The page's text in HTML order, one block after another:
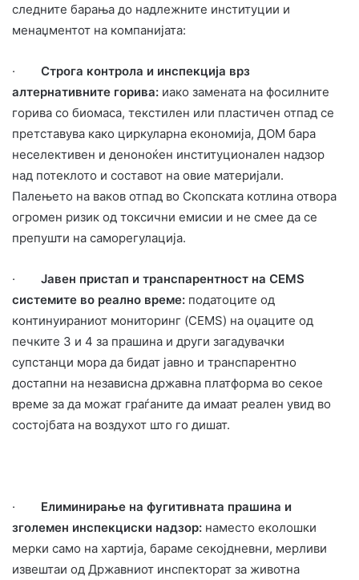
следните барања до надлежните институции и
менаџментот на компанијата:
· Строга контрола и инспекција врз
алтернативните горива: иако замената на фосилните
горива со биомаса, текстилен или пластичен отпад се
претставува како циркуларна економија, ДОМ бара
неселективен и деноноќен институционален надзор
над потеклото и составот на овие материјали.
Палењето на ваков отпад во Скопската котлина отвора
огромен ризик од токсични емисии и не смее да се
препушти на саморегулација.
· Јавен пристап и транспарентност на CEMS
системите во реално време: податоците од
континуираниот мониторинг (CEMS) на оџаците од
печките 3 и 4 за прашина и други загадувачки
супстанци мора да бидат јавно и транспарентно
достапни на независна државна платформа во секое
време за да можат граѓаните да имаат реален увид во
состојбата на воздухот што го дишат.
· Елиминирање на фугитивната прашина и
зголемен инспекциски надзор: наместо еколошки
мерки само на хартија, бараме секојдневни, мерливи
извештаи од Државниот инспекторат за животна